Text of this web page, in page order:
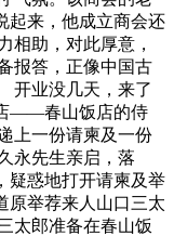
起来，他成立商会还
相助，对此厚意，
报答，正像中国古
开业没几天，来了
——春山饭店的侍
上一份请柬及一份
永先生亲启，落
疑惑地打开请柬及举
原举荐来人山口三太
太郎准备在春山饭